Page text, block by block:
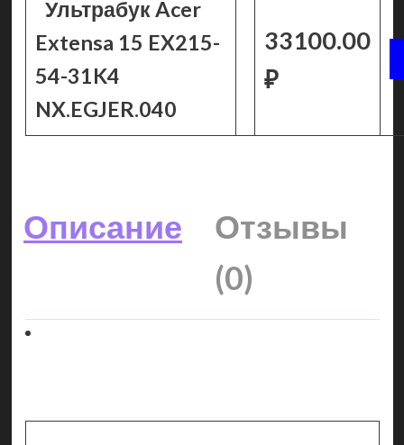
Ультрабук Acer
Extensa 15 EX215-
54-31K4
NX.EGJER.040
33100.00
₽
Описание
Отзывы
(0)